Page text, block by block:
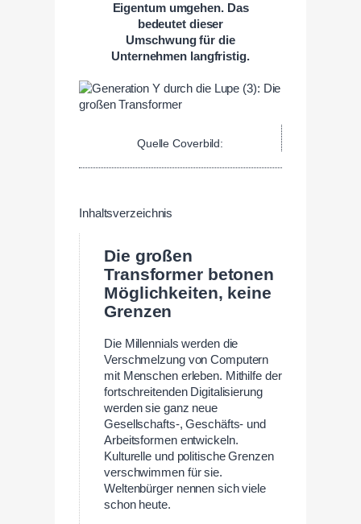
Eigentum umgehen. Das
bedeutet dieser
Umschwung für die
Unternehmen langfristig.
Quelle Coverbild:
Inhaltsverzeichnis
Die großen
Transformer betonen
Möglichkeiten, keine
Grenzen
Die Millennials werden die
Verschmelzung von Computern
mit Menschen erleben. Mithilfe der
fortschreitenden Digitalisierung
werden sie ganz neue
Gesellschafts-, Geschäfts- und
Arbeitsformen entwickeln.
Kulturelle und politische Grenzen
verschwimmen für sie.
Weltenbürger nennen sich viele
schon heute.